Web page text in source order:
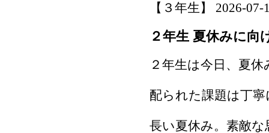
【３年生】 2026-07-
２年生 夏休みに向
２年生は今日、夏
配られた課題は丁
長い夏休み。素敵